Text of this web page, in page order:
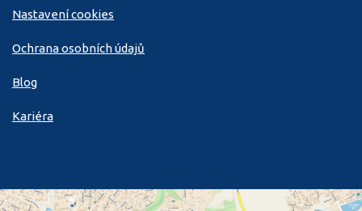
Nastavení cookies
Ochrana osobních údajů
Blog
Kariéra